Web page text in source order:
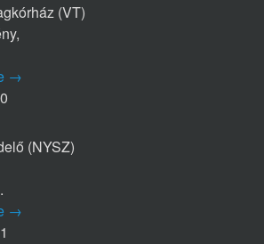
(VT)
→
(NYSZ)
→